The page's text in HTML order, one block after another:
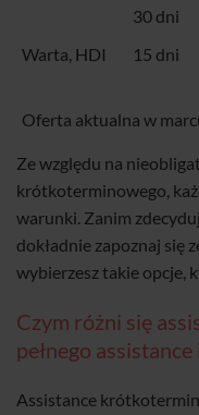
30 dni
Warta, HDI
15 dni
Oferta aktualna w
Ze względu na
krótkoterminowego,
warunki. Zanim
dokładnie zapoznaj się
wybierzesz takie opcje,
Czym różni się
pełnego
Assistance